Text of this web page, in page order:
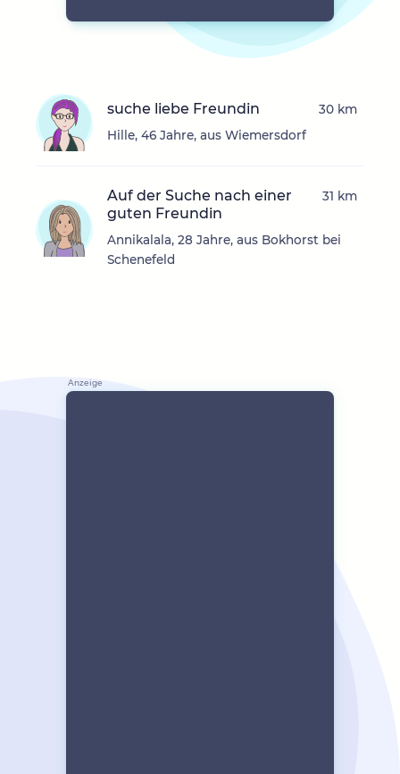
suche liebe Freundin
Hille, 46 Jahre, aus Wiemersdorf
30 km
Auf der Suche nach einer
guten Freundin
Annikalala, 28 Jahre, aus Bokhorst bei
Schenefeld
31 km